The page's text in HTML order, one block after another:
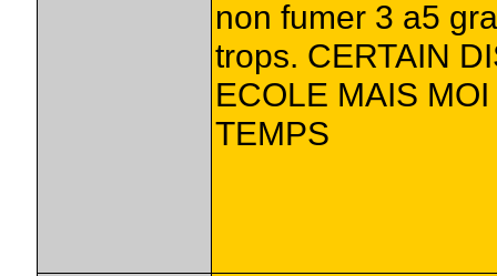
non fumer 3 a5
trops. CERTAIN
ECOLE MAIS
TEMPS